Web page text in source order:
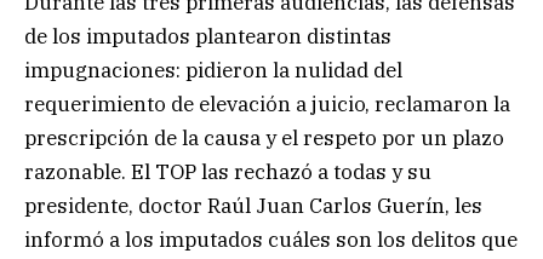
de los imputados plantearon distintas
impugnaciones: pidieron la nulidad del
requerimiento de elevación a juicio, reclamaron la
prescripción de la causa y el respeto por un plazo
razonable. El TOP las rechazó a todas y su
presidente, doctor Raúl Juan Carlos Guerín, les
informó a los imputados cuáles son los delitos que